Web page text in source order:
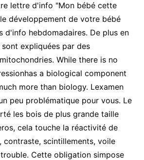
lettre d'info "Mon bébé cette
développement de votre bébé
d'info hebdomadaires. De plus en
expliquées par des
While there is no
a biological component
more than biology. Lexamen
peu problématique pour vous. Le
les bois de plus grande taille
cela touche la réactivité de
contraste, scintillements, voile
Cette obligation simpose